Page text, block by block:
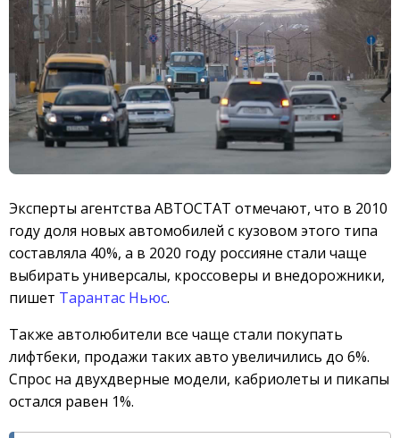
Эксперты агентства АВТОСТАТ отмечают, что в 2010
году доля новых автомобилей с кузовом этого типа
составляла 40%, а в 2020 году россияне стали чаще
выбирать универсалы, кроссоверы и внедорожники,
пишет Тарантас Ньюс.
Также автолюбители все чаще стали покупать
лифтбеки, продажи таких авто увеличились до 6%.
Спрос на двухдверные модели, кабриолеты и пикапы
остался равен 1%.